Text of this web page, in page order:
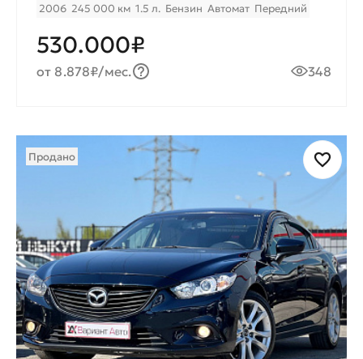
2006 245 000 км 1.5 л. Бензин Автомат Передний
530.000₽
от 8.878₽/мес. 348
Продано